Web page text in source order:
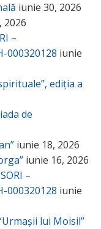
iunie 30, 2026
2026
–
000320128 iunie
ediția a
de
iunie 18, 2026
iunie 16, 2026
–
000320128 iunie
lui Moisil”